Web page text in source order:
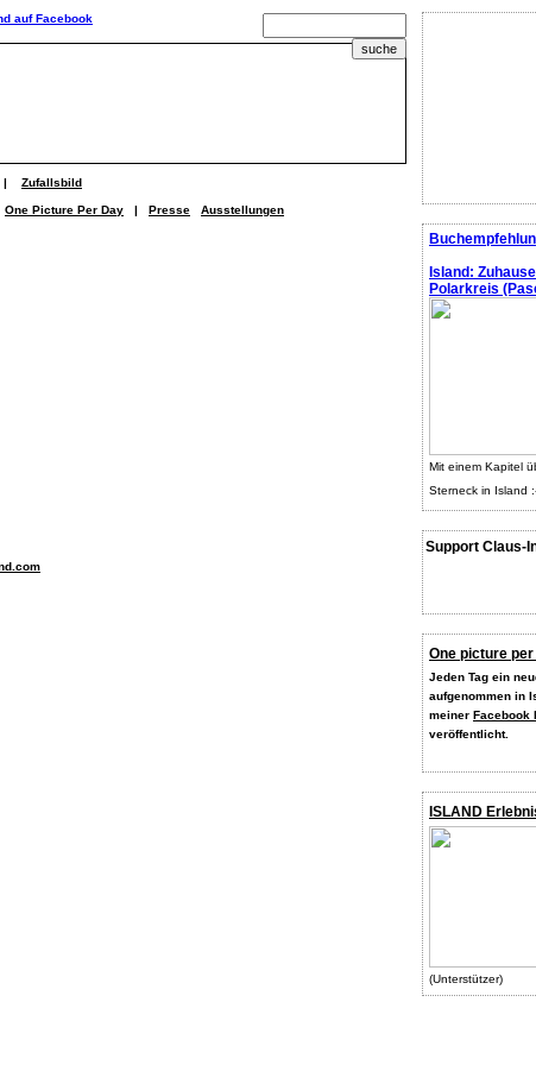
Island:
Polarkreis
Mit einem Kapitel
Sterneck in Island
Support Claus-
One picture
Jeden Tag ein
aufgenommen in
meiner Facebook
veröffentlicht.
ISLAND
(Unterstützer)
| Zufallsbild
One Picture Per Day | Presse Ausstellungen